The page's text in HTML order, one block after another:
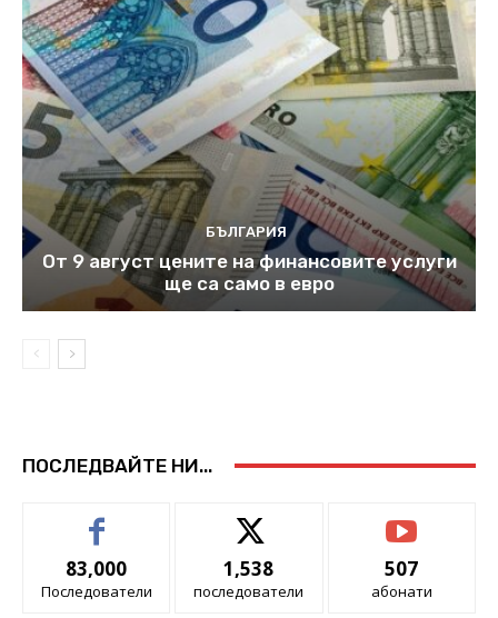
БЪЛГАРИЯ
От 9 август цените на финансовите услуги
ще са само в евро
ПОСЛЕДВАЙТЕ НИ...
83,000
Последователи
1,538
последователи
507
абонати